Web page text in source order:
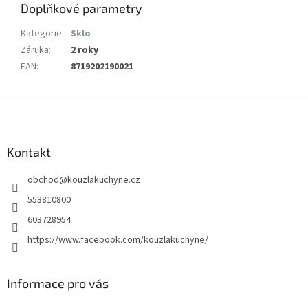
Doplňkové parametry
Kategorie: Sklo
Záruka:
2 roky
EAN: 8719202190021
Kontakt
obchod@kouzlakuchyne.cz
553810800
603728954
https://www.facebook.com/kouzlakuchyne/
Informace pro vás